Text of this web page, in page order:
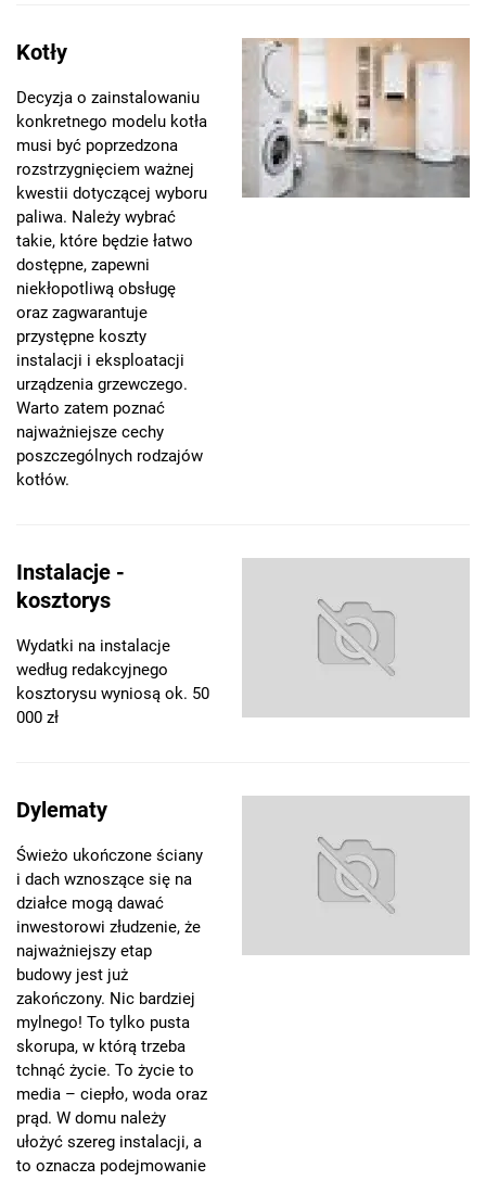
Kotły
Decyzja o zainstalowaniu
konkretnego modelu kotła
musi być poprzedzona
rozstrzygnięciem ważnej
kwestii dotyczącej wyboru
paliwa. Należy wybrać
takie, które będzie łatwo
dostępne, zapewni
niekłopotliwą obsługę
oraz zagwarantuje
przystępne koszty
instalacji i eksploatacji
urządzenia grzewczego.
Warto zatem poznać
najważniejsze cechy
poszczególnych rodzajów
kotłów.
Instalacje -
kosztorys
Wydatki na instalacje
według redakcyjnego
kosztorysu wyniosą ok. 50
000 zł
Dylematy
Świeżo ukończone ściany
i dach wznoszące się na
działce mogą dawać
inwestorowi złudzenie, że
najważniejszy etap
budowy jest już
zakończony. Nic bardziej
mylnego! To tylko pusta
skorupa, w którą trzeba
tchnąć życie. To życie to
media – ciepło, woda oraz
prąd. W domu należy
ułożyć szereg instalacji, a
to oznacza podejmowanie